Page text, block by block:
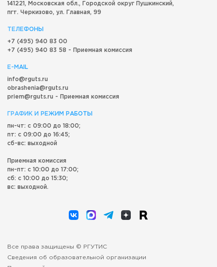
141221, Московская обл., Городской округ Пушкинский,
пгт. Черкизово, ул. Главная, 99
ТЕЛЕФОНЫ
+7 (495) 940 83 00
+7 (495) 940 83 58 - Приемная комиссия
E-MAIL
info@rguts.ru
obrashenia@rguts.ru
priem@rguts.ru - Приемная комиссия
ГРАФИК И РЕЖИМ РАБОТЫ
пн-чт: с 09:00 до 18:00;
пт: с 09:00 до 16:45;
сб-вс: выходной
Приемная комиссия
пн-пт: с 10:00 до 17:00;
сб: с 10:00 до 15:30;
вс: выходной.
Все права защищены © РГУТИС
Сведения об образовательной организации